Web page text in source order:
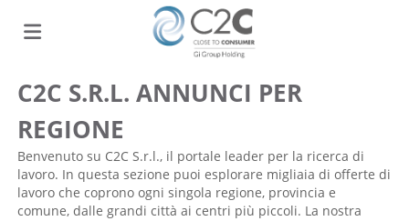
Home
Offerte
C2C S.R.L. ANNUNCI PER
REGIONE
Benvenuto su C2C S.r.l., il portale leader per la ricerca di
lavoro. In questa sezione puoi esplorare migliaia di offerte di
lavoro che coprono ogni singola regione, provincia e
comune, dalle grandi città ai centri più piccoli. La nostra